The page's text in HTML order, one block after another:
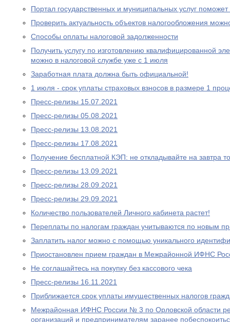
Портал государственных и муниципальных услуг
Проверить актуальность объектов налогообложения
Способы оплаты налоговой задолженности
Получить услугу по изготовлению квалифицированной
можно в налоговой службе уже с 1 июля
Заработная плата должна быть официальной!
1 июля - срок уплаты страховых взносов в размере 1
Пресс-релизы 15.07.2021
Пресс-релизы 05.08.2021
Пресс-релизы 13.08.2021
Пресс-релизы 17.08.2021
Получение бесплатной КЭП: не откладывайте на завтра
Пресс-релизы 13.09.2021
Пресс-релизы 28.09.2021
Пресс-релизы 29.09.2021
Количество пользователей Личного кабинета растет!
Переплаты по налогам граждан учитываются по новым
Заплатить налог можно с помощью уникального
Приостановлен прием граждан в Межрайонной ИФНС
Не соглашайтесь на покупку без кассового чека
Пресс-релизы 16.11.2021
Приближается срок уплаты имущественных налогов
Межрайонная ИФНС России № 3 по Орловской области
организаций и предпринимателям заранее